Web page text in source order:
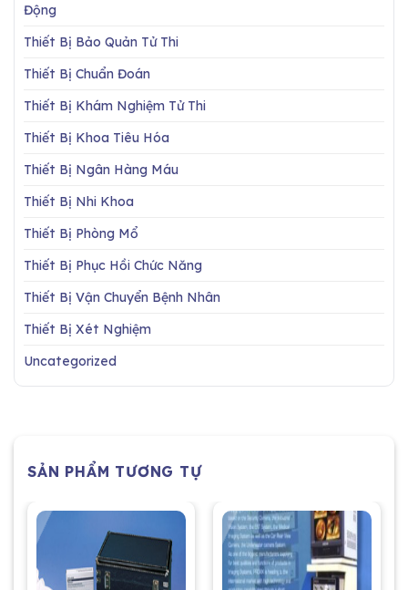
Động
Thiết Bị Bảo Quản Tử Thi
Thiết Bị Chuẩn Đoán
Thiết Bị Khám Nghiệm Tử Thi
Thiết Bị Khoa Tiêu Hóa
Thiết Bị Ngân Hàng Máu
Thiết Bị Nhi Khoa
Thiết Bị Phòng Mổ
Thiết Bị Phục Hồi Chức Năng
Thiết Bị Vận Chuyển Bệnh Nhân
Thiết Bị Xét Nghiệm
Uncategorized
SẢN PHẨM TƯƠNG TỰ